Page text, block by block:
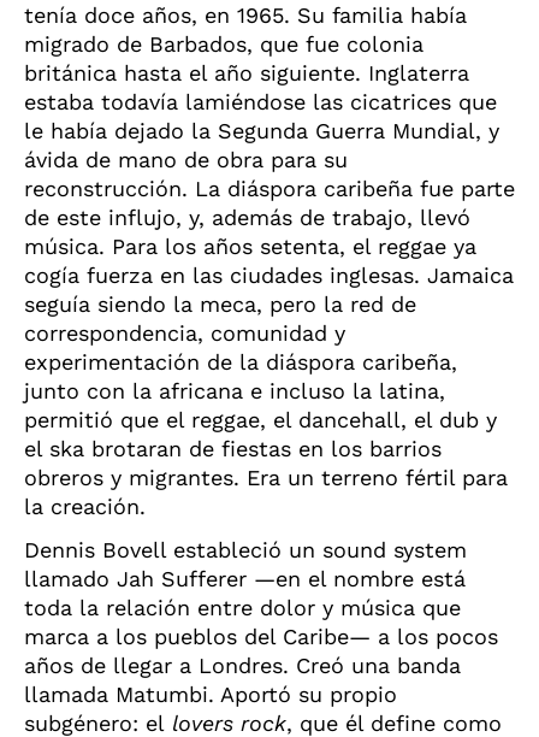
tenía doce años, en 1965. Su familia había
migrado de Barbados, que fue colonia
británica hasta el año siguiente. Inglaterra
estaba todavía lamiéndose las cicatrices que
le había dejado la Segunda Guerra Mundial, y
ávida de mano de obra para su
reconstrucción. La diáspora caribeña fue parte
de este influjo, y, además de trabajo, llevó
música. Para los años setenta, el reggae ya
cogía fuerza en las ciudades inglesas. Jamaica
seguía siendo la meca, pero la red de
correspondencia, comunidad y
experimentación de la diáspora caribeña,
junto con la africana e incluso la latina,
permitió que el reggae, el dancehall, el dub y
el ska brotaran de fiestas en los barrios
obreros y migrantes. Era un terreno fértil para
la creación.
Dennis Bovell estableció un sound system
llamado Jah Sufferer —en el nombre está
toda la relación entre dolor y música que
marca a los pueblos del Caribe— a los pocos
años de llegar a Londres. Creó una banda
llamada Matumbi. Aportó su propio
subgénero: el lovers rock, que él define como